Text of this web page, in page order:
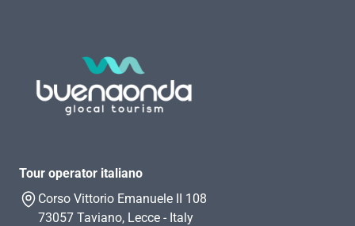
Tour operator italiano
Corso Vittorio Emanuele II 108
73057 Taviano, Lecce - Italy